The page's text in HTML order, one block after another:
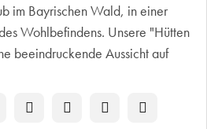
im Bayrischen Wald, in einer
Wohlbefindens. Unsere "Hütten
beeindruckende Aussicht auf